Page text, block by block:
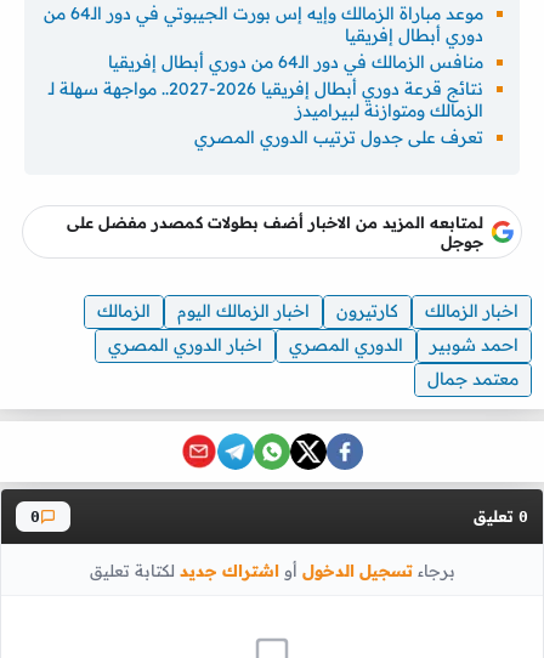
موعد مباراة الزمالك وإيه إس بورت الجيبوتي في دور الـ64 من
دوري أبطال إفريقيا
منافس الزمالك في دور الـ64 من دوري أبطال إفريقيا
نتائج قرعة دوري أبطال إفريقيا 2026-2027.. مواجهة سهلة لـ
الزمالك ومتوازنة لبيراميدز
تعرف على جدول ترتيب الدوري المصري
لمتابعه المزيد من الاخبار أضف بطولات كمصدر مفضل على
جوجل
اخبار الزمالك كارتيرون اخبار الزمالك اليوم
الزمالك
احمد شوبير
الدوري المصري
اخبار الدوري المصري
معتمد جمال
0 تعليق 0
برجاءتسجيل الدخول أواشتراك جديد لكتابة تعليق